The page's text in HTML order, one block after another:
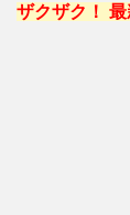
ザクザク！